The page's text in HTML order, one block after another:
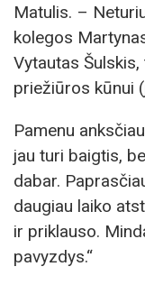
Matulis. –
kolegos
Vytautas
priežiūros kūnui
Pamenu
jau turi baigtis,
dabar.
daugiau laiko
ir priklauso.
pavyzdys.“